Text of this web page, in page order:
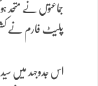
جماعتوں نے متحد
پلیٹ فارم نے
اس جدوجہد میں